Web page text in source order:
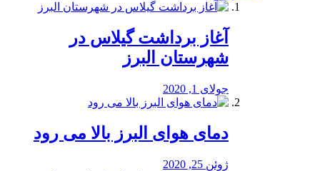
آغاز برداشت گیلاس در
شهرستان البرز
جولای 1, 2020
دمای هوای البرز بالا می رود
ژوئن 25, 2020